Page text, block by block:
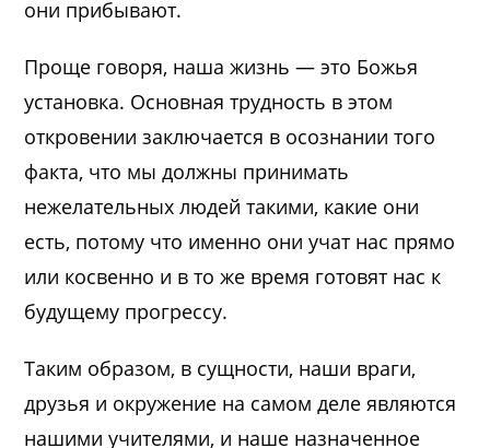
они прибывают.
Проще говоря, наша жизнь — это Божья
установка. Основная трудность в этом
откровении заключается в осознании того
факта, что мы должны принимать
нежелательных людей такими, какие они
есть, потому что именно они учат нас прямо
или косвенно и в то же время готовят нас к
будущему прогрессу.
Таким образом, в сущности, наши враги,
друзья и окружение на самом деле являются
нашими учителями, и наше назначенное